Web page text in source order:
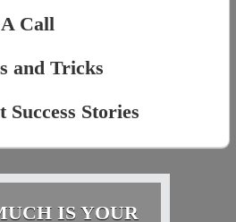
A Call
and Tricks
Success Stories
IS YOUR